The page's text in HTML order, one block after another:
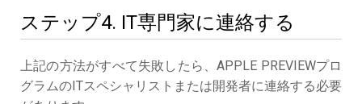
ステップ4. IT専門家に連絡する
上記の方法がすべて失敗したら、APPLE PREVIEWプロ
グラムのITスペシャリストまたは開発者に連絡する必要